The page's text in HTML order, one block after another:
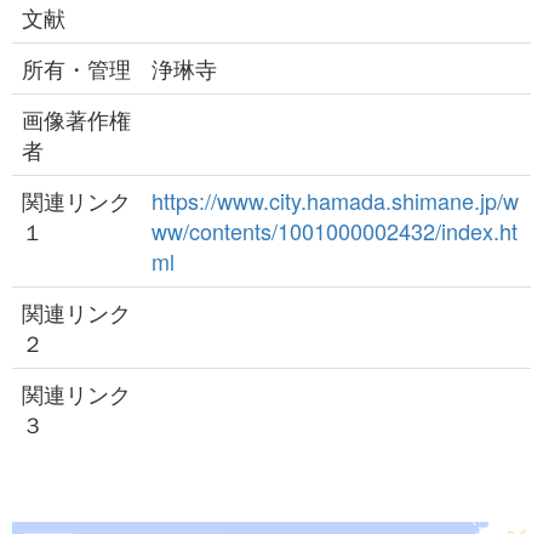
文献
所有・管理
浄琳寺
画像著作権
者
関連リンク
１
https://www.city.hamada.shimane.jp/w
ww/contents/1001000002432/index.ht
ml
関連リンク
２
関連リンク
３